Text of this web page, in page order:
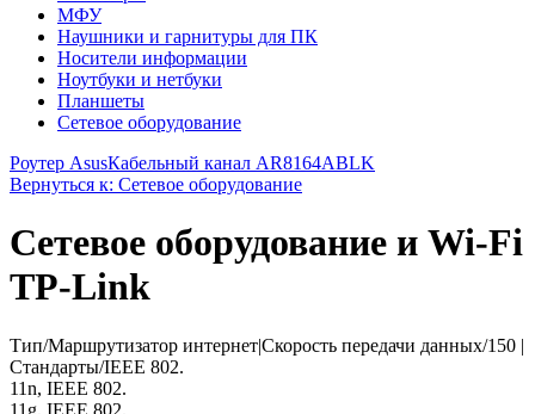
МФУ
Наушники и гарнитуры для ПК
Носители информации
Ноутбуки и нетбуки
Планшеты
Сетевое оборудование
Роутер AsusКабельный канал AR8164ABLK
Вернуться к: Сетевое оборудование
Сетевое оборудование и Wi-Fi
TP-Link
Тип/Маршрутизатор интернет|Скорость передачи данных/150 |
Стандарты/IEEE 802.
11n, IEEE 802.
11g, IEEE 802.